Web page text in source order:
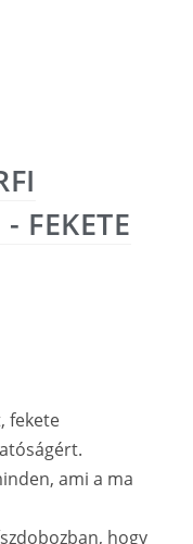
FEKETE
fekete
ami a ma
hogy